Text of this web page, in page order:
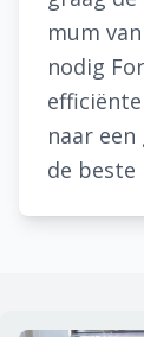
mum
nodig
naar
de